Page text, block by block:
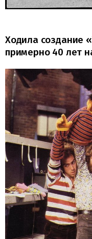
Ходила создание
примерно 40 лет